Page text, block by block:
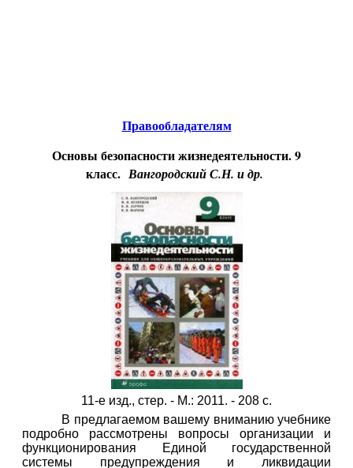
Правообладателям
Основы безопасности жизнедеятельности. 9
класс. Вангородский С.Н. и др.
11-е изд., стер. - М.: 2011. - 208 с.
В предлагаемом вашему вниманию учебнике
подробно рассмотрены вопросы организации и
функционирования Единой государственной
системы предупреждения и ликвидации